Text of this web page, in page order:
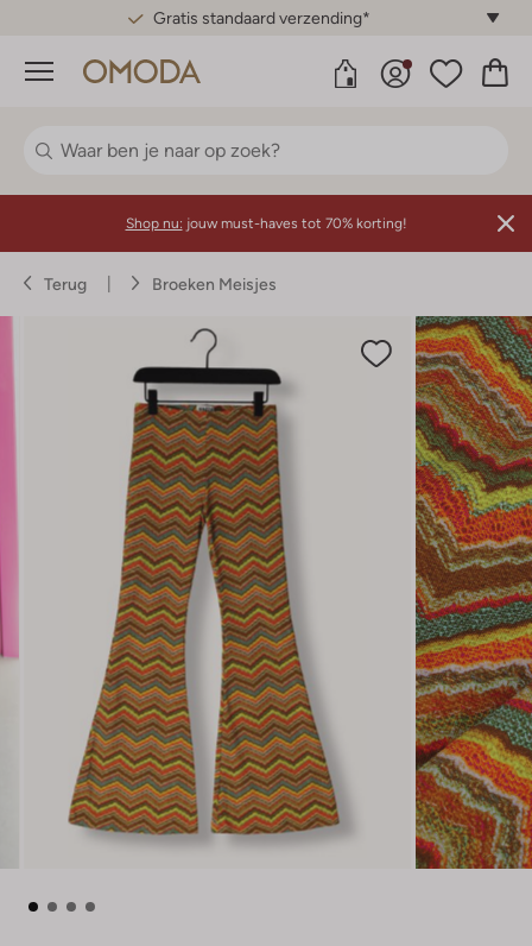
Gratis standaard verzending*
Menu
Shop nu: jouw must-haves tot 70% korting!
Terug Broeken Meisjes